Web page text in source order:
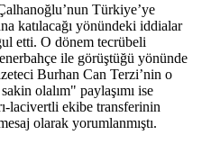
Türkiye’ye
katılacağı yönündeki iddialar
etti. O dönem tecrübeli
ile görüştüğü yönünde
Burhan Can Terzi’nin o
olalım" paylaşımı ise
lacivertli ekibe transferinin
olarak yorumlanmıştı.